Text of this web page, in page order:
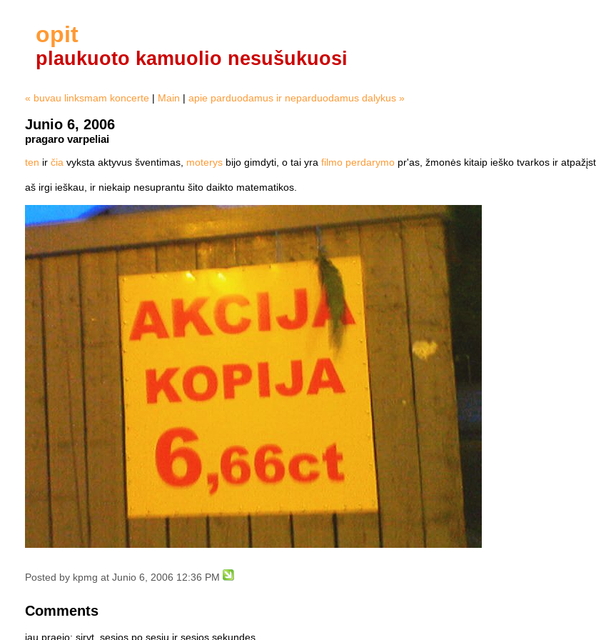
opit
plaukuoto kamuolio nesušukuosi
« buvau linksmam koncerte | Main | apie parduodamus ir neparduodamus dalykus »
Junio 6, 2006
pragaro varpeliai
ten ir čia vyksta aktyvus šventimas, moterys bijo gimdyti, o tai yra filmo perdarymo pr'as, žmonės kitaip ieško tvarkos ir
aš irgi ieškau, ir niekaip nesuprantu šito daikto matematikos.
Posted by kpmg at Junio 6, 2006 12:36 PM
Comments
jau praejo: siryt, sesios po sesiu ir sesios sekundes